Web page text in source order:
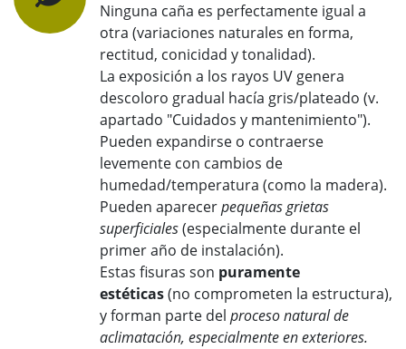
Ninguna caña es perfectamente igual a
otra (variaciones naturales en forma,
rectitud, conicidad y tonalidad).
La exposición a los rayos UV genera
descoloro gradual hacía gris/plateado (v.
apartado "Cuidados y mantenimiento").
Pueden expandirse o contraerse
levemente con cambios de
humedad/temperatura (como la madera).
Pueden aparecerpequeñas grietas
superficiales(especialmente durante el
primer año de instalación).
Estas fisuras son puramente
estéticas(no comprometen la estructura),
y forman parte del proceso natural de
aclimatación, especialmente en exteriores.